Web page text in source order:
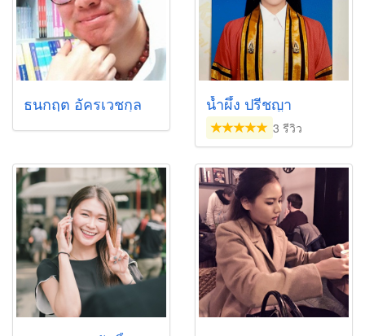
ธนกฤต อัครเวชกุล น้ำผึ้ง ปรีชญา
3 รีวิว